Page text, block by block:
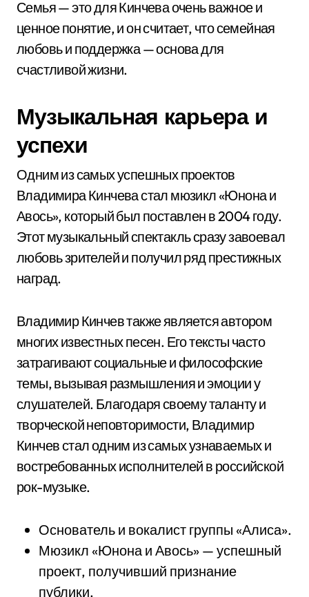
Семья — это для Кинчева очень важное и
ценное понятие, и он считает, что семейная
любовь и поддержка — основа для
счастливой жизни.
Музыкальная карьера и
успехи
Одним из самых успешных проектов
Владимира Кинчева стал мюзикл «Юнона и
Авось», который был поставлен в 2004 году.
Этот музыкальный спектакль сразу завоевал
любовь зрителей и получил ряд престижных
наград.
Владимир Кинчев также является автором
многих известных песен. Его тексты часто
затрагивают социальные и философские
темы, вызывая размышления и эмоции у
слушателей. Благодаря своему таланту и
творческой неповторимости, Владимир
Кинчев стал одним из самых узнаваемых и
востребованных исполнителей в российской
рок-музыке.
Основатель и вокалист группы «Алиса».
Мюзикл «Юнона и Авось» — успешный
проект, получивший признание
публики.